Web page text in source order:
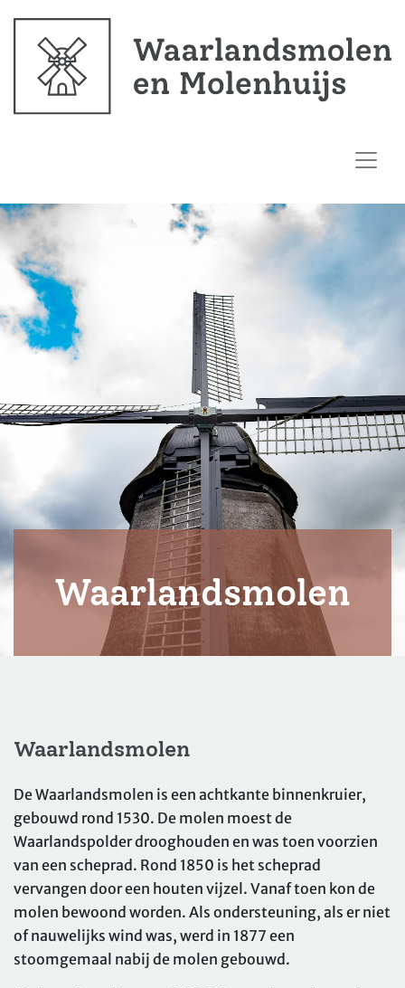
Waarlandsmolen
Waarlandsmolen
De Waarlandsmolen is een achtkante binnenkruier,
gebouwd rond 1530. De molen moest de
Waarlandspolder drooghouden en was toen voorzien
van een scheprad. Rond 1850 is het scheprad
vervangen door een houten vijzel. Vanaf toen kon de
molen bewoond worden. Als ondersteuning, als er niet
of nauwelijks wind was, werd in 1877 een
stoomgemaal nabij de molen gebouwd.